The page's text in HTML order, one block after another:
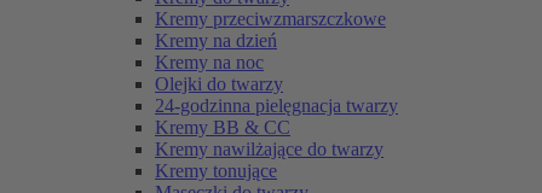
Kremy przeciwzmarszczkowe
Kremy na dzień
Kremy na noc
Olejki do twarzy
24-godzinna pielęgnacja twarzy
Kremy BB & CC
Kremy nawilżające do twarzy
Kremy tonujące